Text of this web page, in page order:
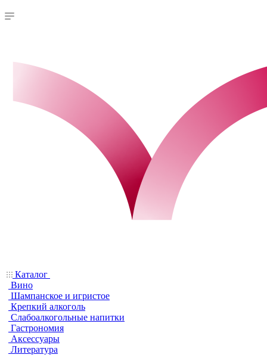
Каталог
Вино
Шампанское и игристое
Крепкий алкоголь
Слабоалкогольные напитки
Гастрономия
Аксессуары
Литература